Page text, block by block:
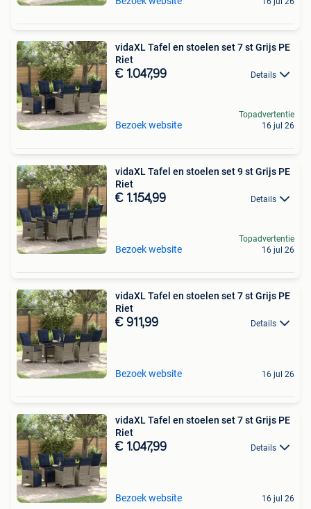
vidaXL Tafel en stoelen set 7 st Grijs PE
Riet
€ 1.047,99 Details
Bezoek website
Topadvertentie
16 jul 26
vidaXL Tafel en stoelen set 9 st Grijs PE
Riet
€ 1.154,99 Details
Bezoek website
Topadvertentie
16 jul 26
vidaXL Tafel en stoelen set 7 st Grijs PE
Riet
€ 911,99 Details
Bezoek website 16 jul 26
vidaXL Tafel en stoelen set 7 st Grijs PE
Riet
€ 1.047,99 Details
Bezoek website 16 jul 26